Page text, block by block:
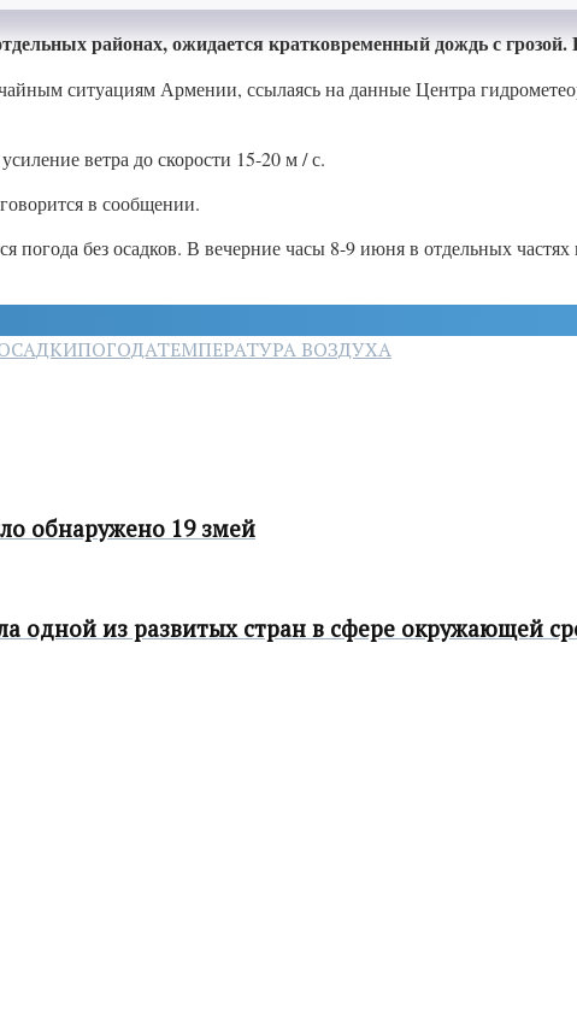
районах, ожидается кратковременный дождь с грозой.
ситуациям Армении, ссылаясь на данные Центра
ветра до скорости 15-20 м / с.
в сообщении.
без осадков. В вечерние часы 8-9 июня в отдельных
ПОГОДАТЕМПЕРАТУРА ВОЗДУХА
обнаружено 19 змей
одной из развитых стран в сфере